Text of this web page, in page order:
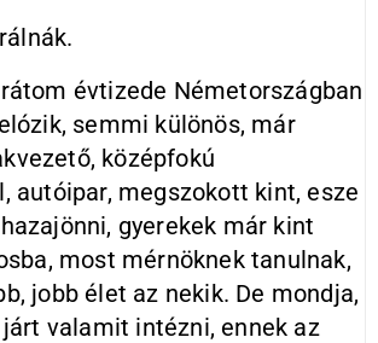
évtizede Németországban
semmi különös, már
középfokú
autóipar, megszokott kint, esze
gyerekek már kint
most mérnöknek tanulnak,
jobb élet az nekik. De mondja,
valamit intézni, ennek az